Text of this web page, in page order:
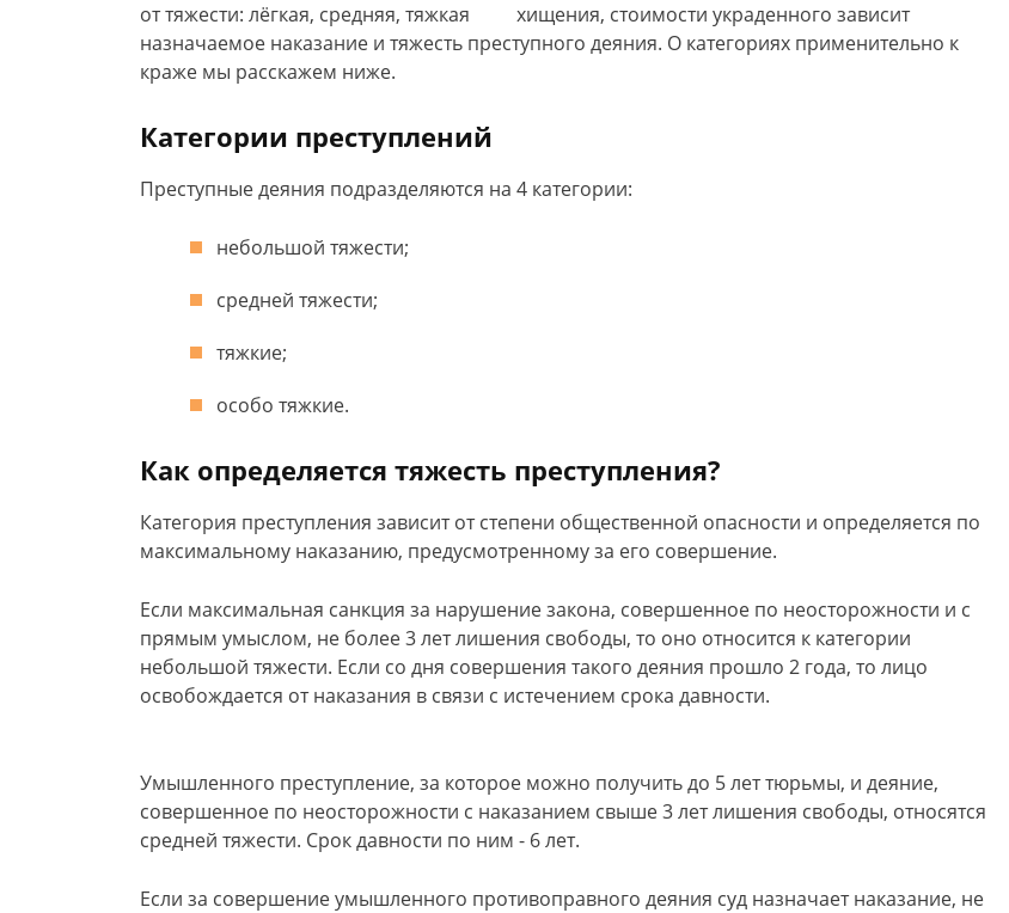
хищения, стоимости украденного зависит
назначаемое наказание и тяжесть преступного деяния. О категориях применительно к
краже мы расскажем ниже.
Категории преступлений
Преступные деяния подразделяются на 4 категории:
небольшой тяжести;
средней тяжести;
тяжкие;
особо тяжкие.
Как определяется тяжесть преступления?
Категория преступления зависит от степени общественной опасности и определяется по
максимальному наказанию, предусмотренному за его совершение.
Если максимальная санкция за нарушение закона, совершенное по неосторожности и с
прямым умыслом, не более 3 лет лишения свободы, то оно относится к категории
небольшой тяжести. Если со дня совершения такого деяния прошло 2 года, то лицо
освобождается от наказания в связи с истечением срока давности.
Умышленного преступление, за которое можно получить до 5 лет тюрьмы, и деяние,
совершенное по неосторожности с наказанием свыше 3 лет лишения свободы, относятся
средней тяжести. Срок давности по ним - 6 лет.
Если за совершение умышленного противоправного деяния суд назначает наказание, не